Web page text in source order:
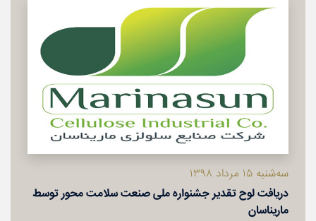
سه‌شنبه ۱۵ مرداد ۱۳۹۸
دریافت لوح تقدیر جشنواره ملی صنعت سلامت محور توسط
ماریناسان